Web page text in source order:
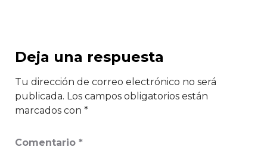
Deja una respuesta
Tu dirección de correo electrónico no será
publicada. Los campos obligatorios están
marcados con *
Comentario *